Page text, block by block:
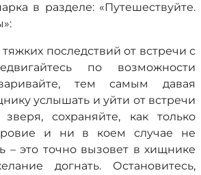
в разделе: «Путешествуйте.
последствий от встречи с
по возможности
тем самым давая
услышать и уйти от встречи
сохраняйте, как только
и ни в коем случае не
– это точно вызовет в хищнике
догнать. Остановитесь,